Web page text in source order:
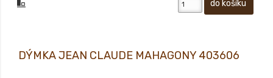
DÝMKA JEAN CLAUDE MAHAGONY 403606